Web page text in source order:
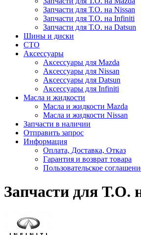
Запчасти для Т.О. на Nissan
Запчасти для Т.О. на Infiniti
Запчасти для Т.О. на Datsun
Шины и диски
СТО
Аксессуары
Аксессуары для Mazda
Аксессуары для Nissan
Аксессуары для Datsun
Аксессуары для Infiniti
Масла и жидкости
Масла и жидкости Mazda
Масла и жидкости Nissan
Запчасти в наличии
Отправить запрос
Информация
Оплата, Доставка, Отказ
Гарантия и возврат товара
Пользовательское
Запчасти для